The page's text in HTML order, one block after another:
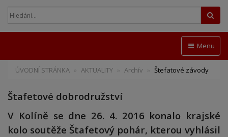
Menu
ÚVODNÍ STRÁNKA AKTUALITY Archív Štefatové závody
Štafetové dobrodružství
V Kolíně se dne 26. 4. 2016 konalo krajské
kolo soutěže Štafetový pohár, kterou vyhlásil